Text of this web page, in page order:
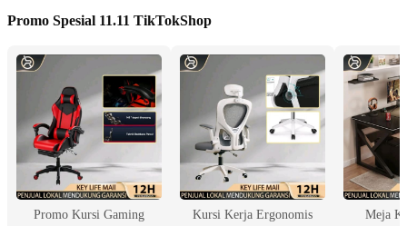
Promo Spesial 11.11 TikTokShop
Promo Kursi Gaming Kursi Kerja Ergonomis Meja